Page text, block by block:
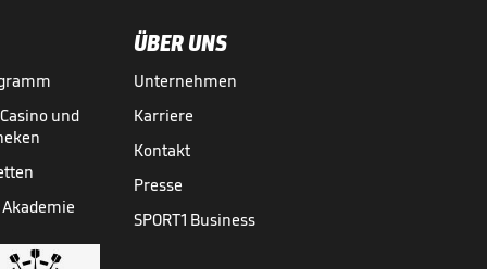
und
Akademie
ÜBER UNS
Unternehmen
Karriere
Kontakt
Presse
SPORT1 Business